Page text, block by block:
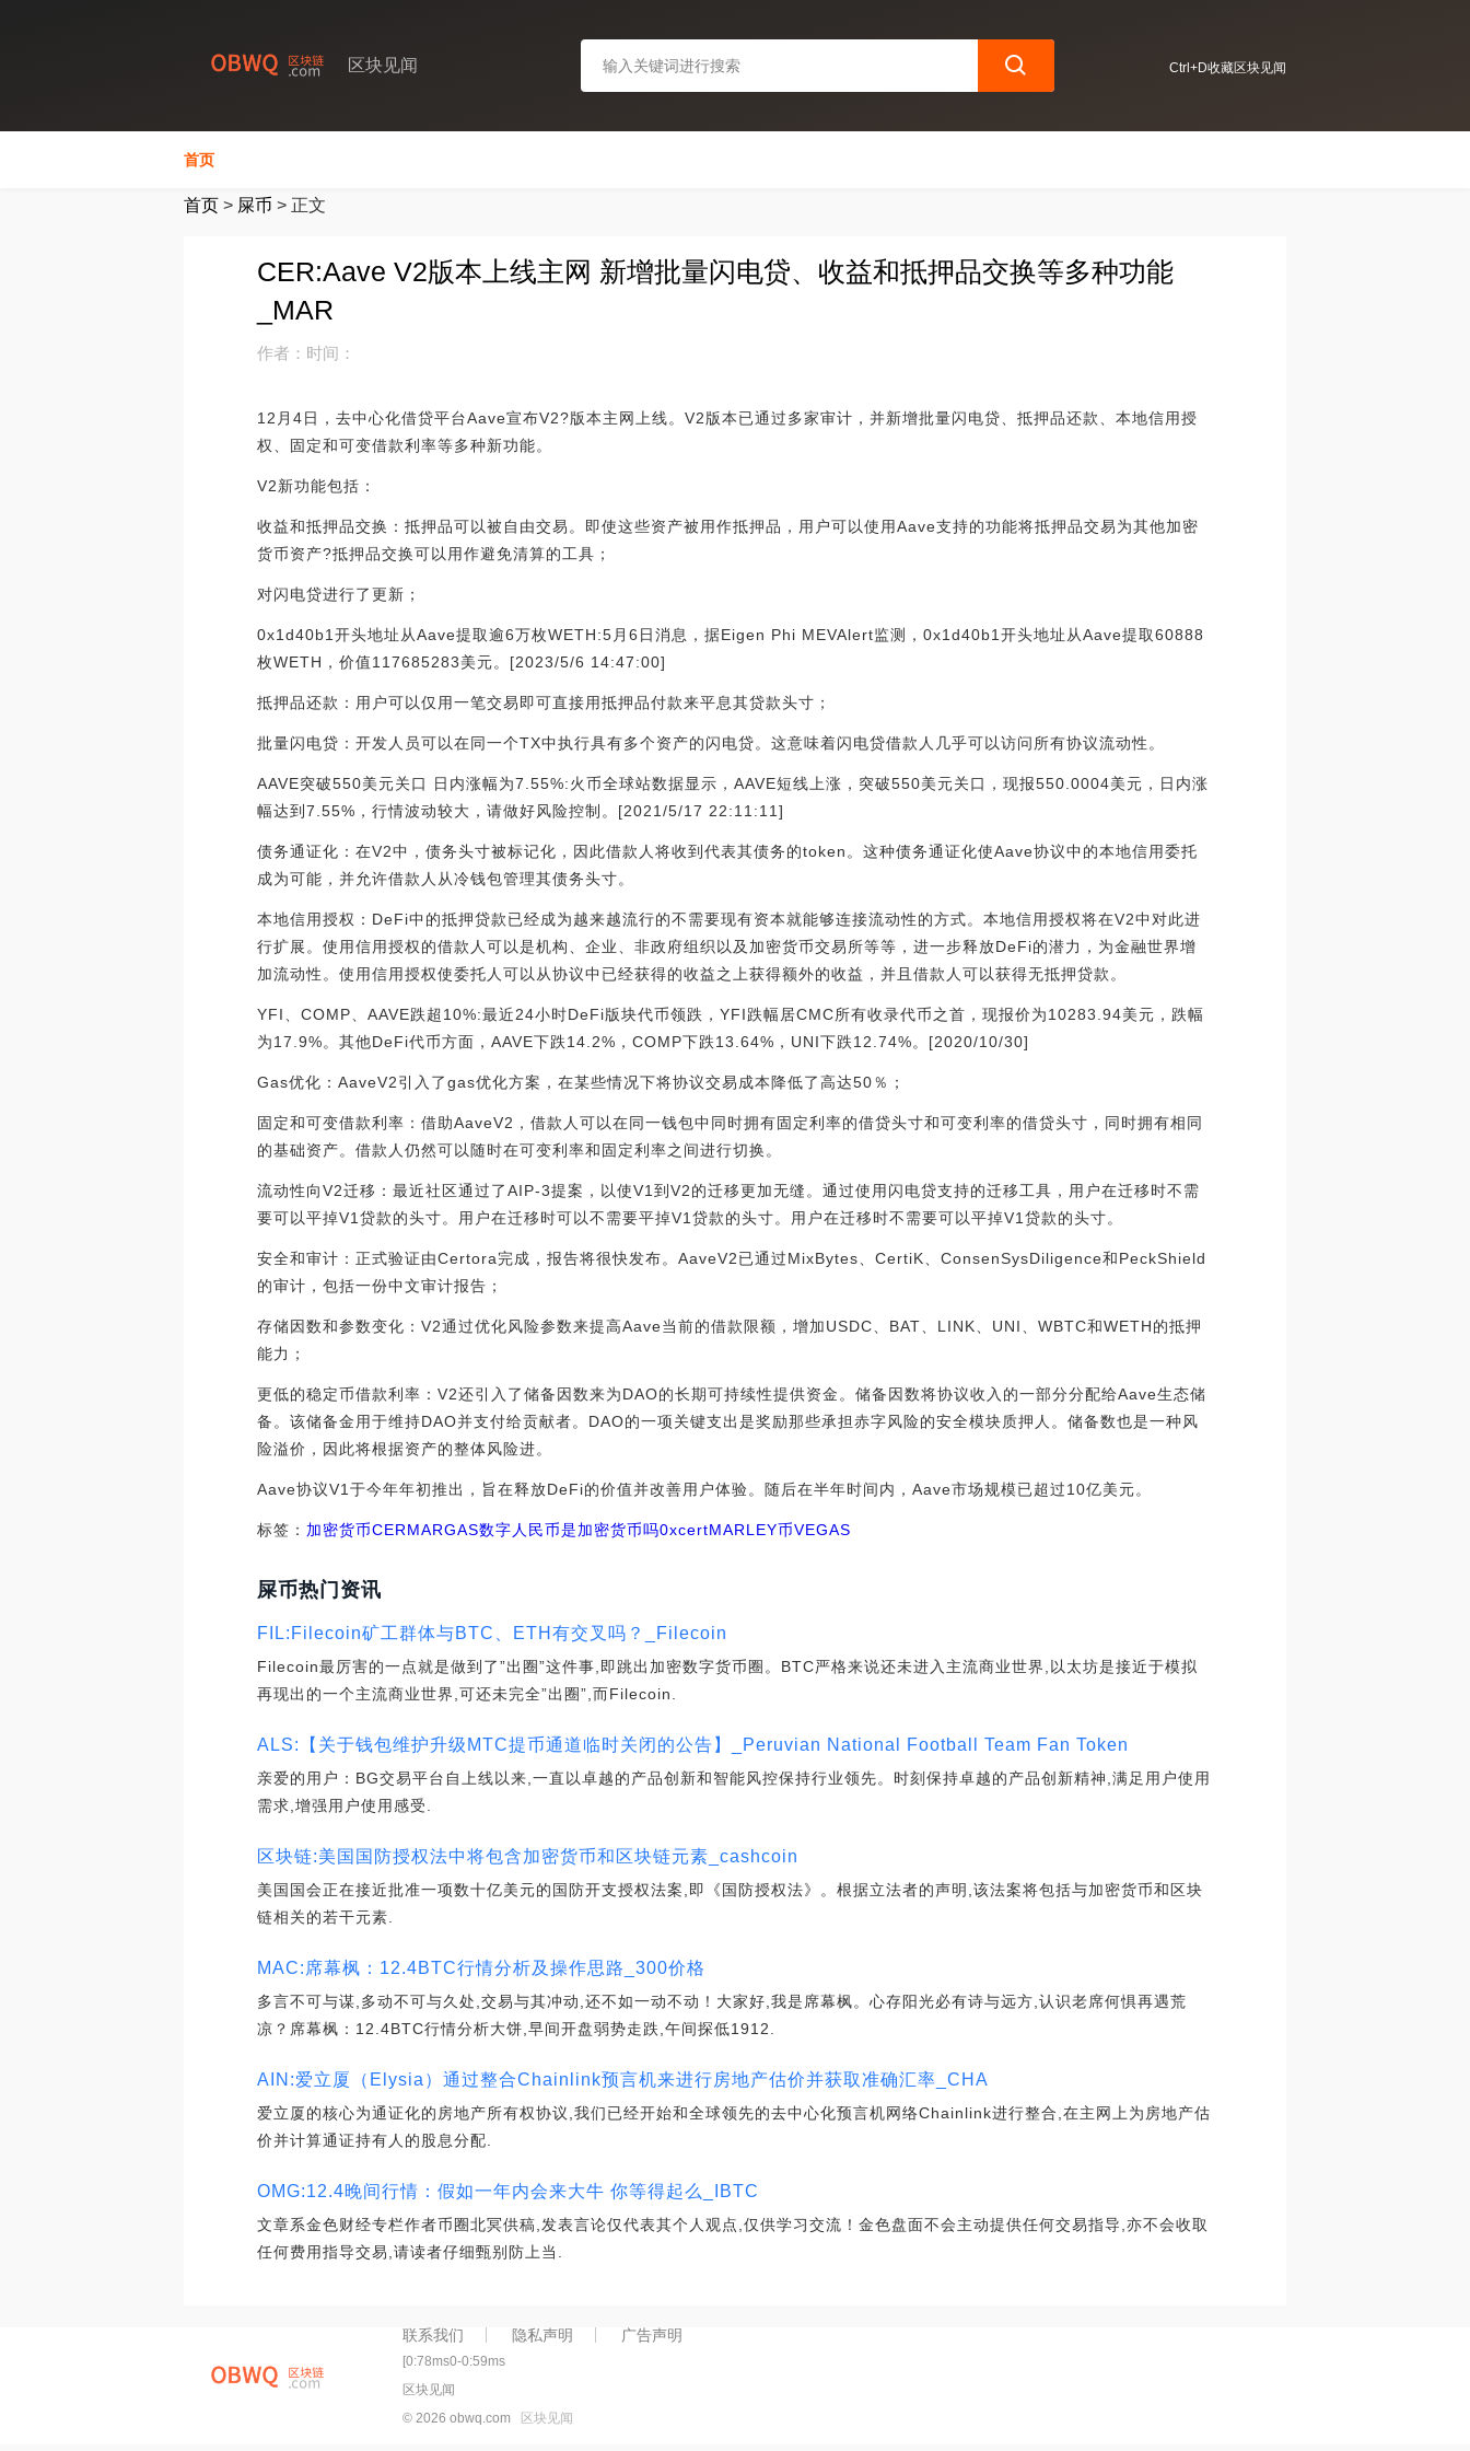
区块见闻 Ctrl+D收藏区块见闻
首页
首页 > 屎币 > 正文
CER:Aave V2版本上线主网 新增批量闪电贷、收益和抵押品交换等多种功能
_MAR
作者： 时间：
12月4日，去中心化借贷平台Aave宣布V2?版本主网上线。V2版本已通过多家审计，并新增批量闪电贷、抵押品还款、本地信用授
权、固定和可变借款利率等多种新功能。
V2新功能包括：
收益和抵押品交换：抵押品可以被自由交易。即使这些资产被用作抵押品，用户可以使用Aave支持的功能将抵押品交易为其他加密
货币资产?抵押品交换可以用作避免清算的工具；
对闪电贷进行了更新；
0x1d40b1开头地址从Aave提取逾6万枚WETH:5月6日消息，据Eigen Phi MEVAlert监测，0x1d40b1开头地址从Aave提取60888
枚WETH，价值117685283美元。[2023/5/6 14:47:00]
抵押品还款：用户可以仅用一笔交易即可直接用抵押品付款来平息其贷款头寸；
批量闪电贷：开发人员可以在同一个TX中执行具有多个资产的闪电贷。这意味着闪电贷借款人几乎可以访问所有协议流动性。
AAVE突破550美元关口 日内涨幅为7.55%:火币全球站数据显示，AAVE短线上涨，突破550美元关口，现报550.0004美元，日内涨
幅达到7.55%，行情波动较大，请做好风险控制。[2021/5/17 22:11:11]
债务通证化：在V2中，债务头寸被标记化，因此借款人将收到代表其债务的token。这种债务通证化使Aave协议中的本地信用委托
成为可能，并允许借款人从冷钱包管理其债务头寸。
本地信用授权：DeFi中的抵押贷款已经成为越来越流行的不需要现有资本就能够连接流动性的方式。本地信用授权将在V2中对此进
行扩展。使用信用授权的借款人可以是机构、企业、非政府组织以及加密货币交易所等等，进一步释放DeFi的潜力，为金融世界增
加流动性。使用信用授权使委托人可以从协议中已经获得的收益之上获得额外的收益，并且借款人可以获得无抵押贷款。
YFI、COMP、AAVE跌超10%:最近24小时DeFi版块代币领跌，YFI跌幅居CMC所有收录代币之首，现报价为10283.94美元，跌幅
为17.9%。其他DeFi代币方面，AAVE下跌14.2%，COMP下跌13.64%，UNI下跌12.74%。[2020/10/30]
Gas优化：AaveV2引入了gas优化方案，在某些情况下将协议交易成本降低了高达50％；
固定和可变借款利率：借助AaveV2，借款人可以在同一钱包中同时拥有固定利率的借贷头寸和可变利率的借贷头寸，同时拥有相同
的基础资产。借款人仍然可以随时在可变利率和固定利率之间进行切换。
流动性向V2迁移：最近社区通过了AIP-3提案，以使V1到V2的迁移更加无缝。通过使用闪电贷支持的迁移工具，用户在迁移时不需
要可以平掉V1贷款的头寸。用户在迁移时可以不需要平掉V1贷款的头寸。用户在迁移时不需要可以平掉V1贷款的头寸。
安全和审计：正式验证由Certora完成，报告将很快发布。AaveV2已通过MixBytes、CertiK、ConsenSysDiligence和PeckShield
的审计，包括一份中文审计报告；
存储因数和参数变化：V2通过优化风险参数来提高Aave当前的借款限额，增加USDC、BAT、LINK、UNI、WBTC和WETH的抵押
能力；
更低的稳定币借款利率：V2还引入了储备因数来为DAO的长期可持续性提供资金。储备因数将协议收入的一部分分配给Aave生态储
备。该储备金用于维持DAO并支付给贡献者。DAO的一项关键支出是奖励那些承担赤字风险的安全模块质押人。储备数也是一种风
险溢价，因此将根据资产的整体风险进。
Aave协议V1于今年年初推出，旨在释放DeFi的价值并改善用户体验。随后在半年时间内，Aave市场规模已超过10亿美元。
标签： 加密货币CERMARGAS数字人民币是加密货币吗0xcertMARLEY币VEGAS
屎币热门资讯
FIL:Filecoin矿工群体与BTC、ETH有交叉吗？_Filecoin
Filecoin最厉害的一点就是做到了”出圈”这件事,即跳出加密数字货币圈。BTC严格来说还未进入主流商业世界,以太坊是接近于模拟
再现出的一个主流商业世界,可还未完全”出圈”,而Filecoin.
ALS:【关于钱包维护升级MTC提币通道临时关闭的公告】_Peruvian National Football Team Fan Token
亲爱的用户：BG交易平台自上线以来,一直以卓越的产品创新和智能风控保持行业领先。时刻保持卓越的产品创新精神,满足用户使用
需求,增强用户使用感受.
区块链:美国国防授权法中将包含加密货币和区块链元素_cashcoin
美国国会正在接近批准一项数十亿美元的国防开支授权法案,即《国防授权法》。根据立法者的声明,该法案将包括与加密货币和区块
链相关的若干元素.
MAC:席幕枫：12.4BTC行情分析及操作思路_300价格
多言不可与谋,多动不可与久处,交易与其冲动,还不如一动不动！大家好,我是席幕枫。心存阳光必有诗与远方,认识老席何惧再遇荒
凉？席幕枫：12.4BTC行情分析大饼,早间开盘弱势走跌,午间探低1912.
AIN:爱立厦（Elysia）通过整合Chainlink预言机来进行房地产估价并获取准确汇率_CHA
爱立厦的核心为通证化的房地产所有权协议,我们已经开始和全球领先的去中心化预言机网络Chainlink进行整合,在主网上为房地产估
价并计算通证持有人的股息分配.
OMG:12.4晚间行情：假如一年内会来大牛 你等得起么_IBTC
文章系金色财经专栏作者币圈北冥供稿,发表言论仅代表其个人观点,仅供学习交流！金色盘面不会主动提供任何交易指导,亦不会收取
任何费用指导交易,请读者仔细甄别防上当.
联系我们 隐私声明 广告声明
[0:78ms0-0:59ms
区块见闻
© 2026 obwq.com
区块见闻